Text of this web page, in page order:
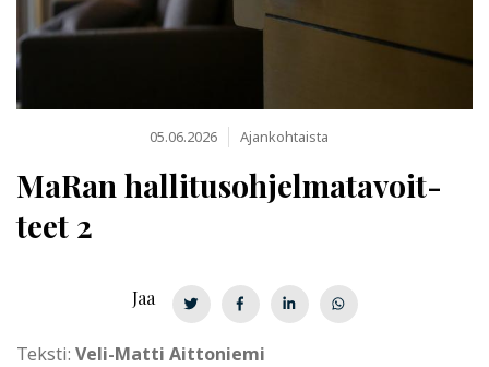
05.06.2026 Ajankohtaista
MaRan hal­li­tus­oh­jel­ma­ta­voit­
teet 2
Teksti: Veli-Matti Aittoniemi
Jaa